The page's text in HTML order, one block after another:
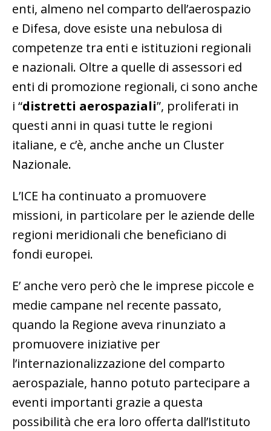
enti, almeno nel comparto dell’aerospazio
e Difesa, dove esiste una nebulosa di
competenze tra enti e istituzioni regionali
e nazionali. Oltre a quelle di assessori ed
enti di promozione regionali, ci sono anche
i “distretti aerospaziali”, proliferati in
questi anni in quasi tutte le regioni
italiane, e c’è, anche anche un Cluster
Nazionale.
L’ICE ha continuato a promuovere
missioni, in particolare per le aziende delle
regioni meridionali che beneficiano di
fondi europei.
E’ anche vero però che le imprese piccole e
medie campane nel recente passato,
quando la Regione aveva rinunziato a
promuovere iniziative per
l’internazionalizzazione del comparto
aerospaziale, hanno potuto partecipare a
eventi importanti grazie a questa
possibilità che era loro offerta dall’Istituto